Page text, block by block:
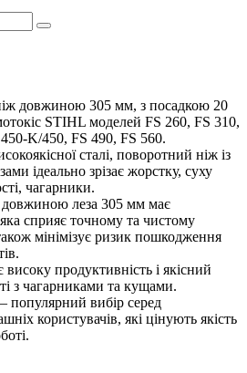
довжиною 305 мм, з посадкою 20
STIHL моделей FS 260, FS 310,
K/450, FS 490, FS 560.
сталі, поворотний ніж із
ідеально зрізає жорстку, суху
чагарники.
леза 305 мм має
сприяє точному та чистому
мінімізує ризик пошкодження
продуктивність і якісний
з чагарниками та кущами.
вибір серед
користувачів, які цінують якість